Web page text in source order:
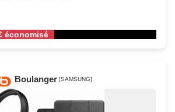
économisé
Boulanger [SAMSUNG]